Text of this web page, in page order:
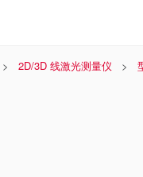
2D/3D 线激光测量仪